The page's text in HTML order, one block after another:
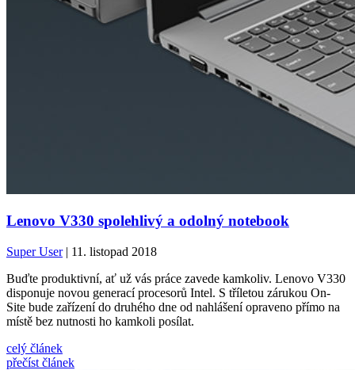
Lenovo V330 spolehlivý a odolný notebook
Super User| 11. listopad 2018
Buďte produktivní, ať už vás práce zavede kamkoliv. Lenovo V330
disponuje novou generací procesorů Intel. S tříletou zárukou On-
Site bude zařízení do druhého dne od nahlášení opraveno přímo na
místě bez nutnosti ho kamkoli posílat.
celý článek
přečíst článek